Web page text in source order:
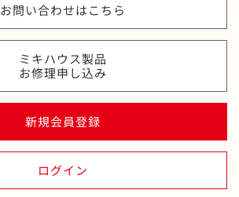
お問い合わせはこちら
ミキハウス製品
お修理申し込み
新規会員登録
ログイン